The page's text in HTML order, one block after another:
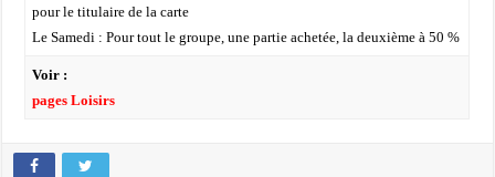
pour le titulaire de la carte
Le Samedi : Pour tout le groupe, une partie achetée, la deuxième à 50 %
Voir :
pages Loisirs